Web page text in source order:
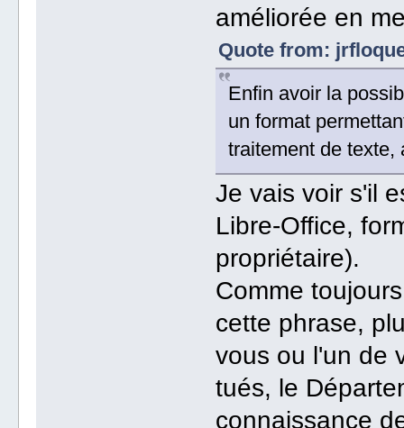
améliorée en
Quote from:
Enfin avoir la
un format
traitement de texte,
Je vais voir s'il
Libre-Office,
propriétaire).
Comme
cette phrase,
vous ou l'un de
tués, le
connaissance